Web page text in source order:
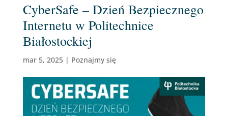
CyberSafe – Dzień Bezpiecznego
Internetu w Politechnice
Białostockiej
mar 5, 2025| Poznajmy się